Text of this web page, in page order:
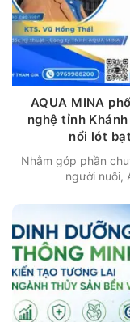
AQUA MINA
nghệ tỉnh
nổi lót
Nhằm góp phần
người nuôi,